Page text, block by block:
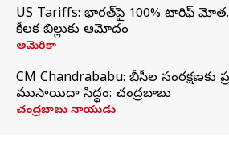
US Tariffs: భారత్‌పై 100% టారిఫ్‌
కీలక బిల్లుకు ఆమోదం
అమెరికా
CM Chandrababu: బీసీల సంరక్షణకు
ముసాయిదా సిద్ధం: చంద్రబాబు
చంద్రబాబు నాయుడు